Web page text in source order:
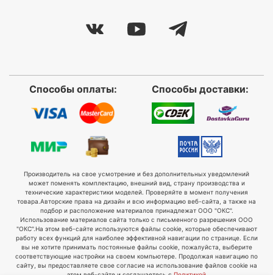
Способы оплаты: Способы доставки:
Производитель на свое усмотрение и без дополнительных уведомлений
может поменять комплектацию, внешний вид, страну производства и
технические характеристики моделей. Проверяйте в момент получения
товара. Авторские права на дизайн и всю информацию веб-сайта, а также на
подбор и расположение материалов принадлежат ООО "ОКС".
Использование материалов сайта только с письменного разрешения ООО
"ОКС".На этом веб-сайте используются файлы cookie, которые обеспечивают
работу всех функций для наиболее эффективной навигации по странице. Если
вы не хотите принимать постоянные файлы cookie, пожалуйста, выберите
соответствующие настройки на своем компьютере. Продолжая навигацию по
сайту, вы предоставляете свое согласие на использование файлов cookie на